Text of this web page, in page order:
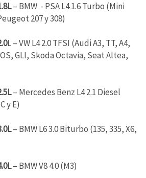
– BMW - PSA L4 1.6 Turbo (Mini
207 y 308)
L – VW L4 2.0 TFSI (Audi A3, TT, A4,
GLI, Skoda Octavia, Seat Altea,
– Mercedes Benz L4 2.1 Diesel
y E)
– BMW L6 3.0 Biturbo (135, 335, X6,
– BMW V8 4.0 (M3)